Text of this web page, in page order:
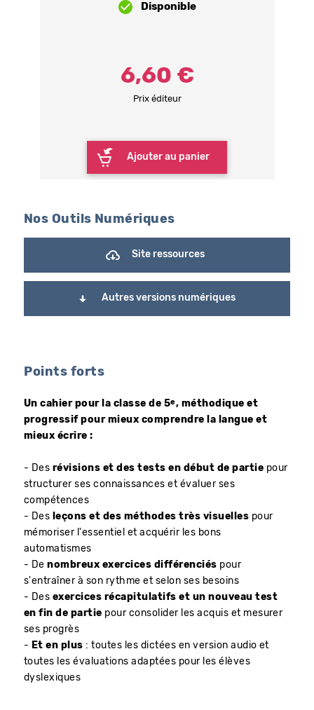
Disponible
Prix éditeur
6,60 €
Ajouter au panier
Nos Outils Numériques
Site ressources
Autres versions numériques
Points forts
Un cahier pour la classe de 5e, méthodique et
progressif pour mieux comprendre la langue et
mieux écrire :
- Des révisions et des tests en début de partie pour
structurer ses connaissances et évaluer ses
compétences
- Des leçons et des méthodes très visuelles pour
mémoriser l'essentiel et acquérir les bons
automatismes
- Denombreux exercices différenciés pour
s'entraîner à son rythme et selon ses besoins
- Des exercices récapitulatifs et un nouveau test
en fin de partie pour consolider les acquis et mesurer
ses progrès
- Et en plus : toutes les dictées en version audio et
toutes les évaluations adaptées pour les élèves
dyslexiques